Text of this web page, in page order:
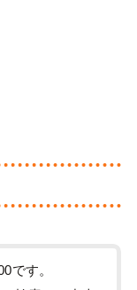
です。